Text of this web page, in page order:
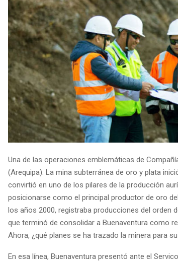
Una de las operaciones emblemáticas de
(Arequipa). La mina subterránea de oro y plata
convirtió en uno de los pilares de la producción
posicionarse como el principal productor de oro
los años 2000, registraba producciones del orden
que terminó de consolidar a Buenaventura como
Ahora, ¿qué planes se ha trazado la minera para
En esa línea, Buenaventura presentó ante el